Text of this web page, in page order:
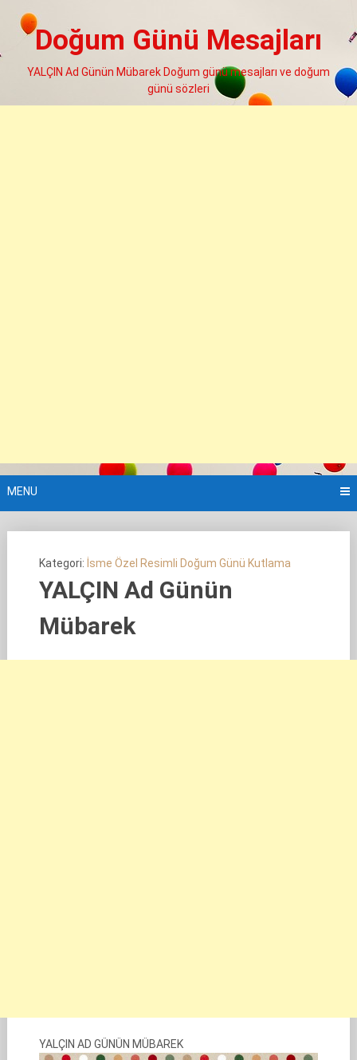
Doğum Günü Mesajları
YALÇIN Ad Günün Mübarek Doğum günü mesajları ve doğum
günü sözleri
MENU
Kategori: İsme Özel Resimli Doğum Günü Kutlama
YALÇIN Ad Günün
Mübarek
YALÇIN AD GÜNÜN MÜBAREK